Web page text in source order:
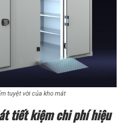
tuyệt vời của kho mát
tiết kiệm chi phí hiệu